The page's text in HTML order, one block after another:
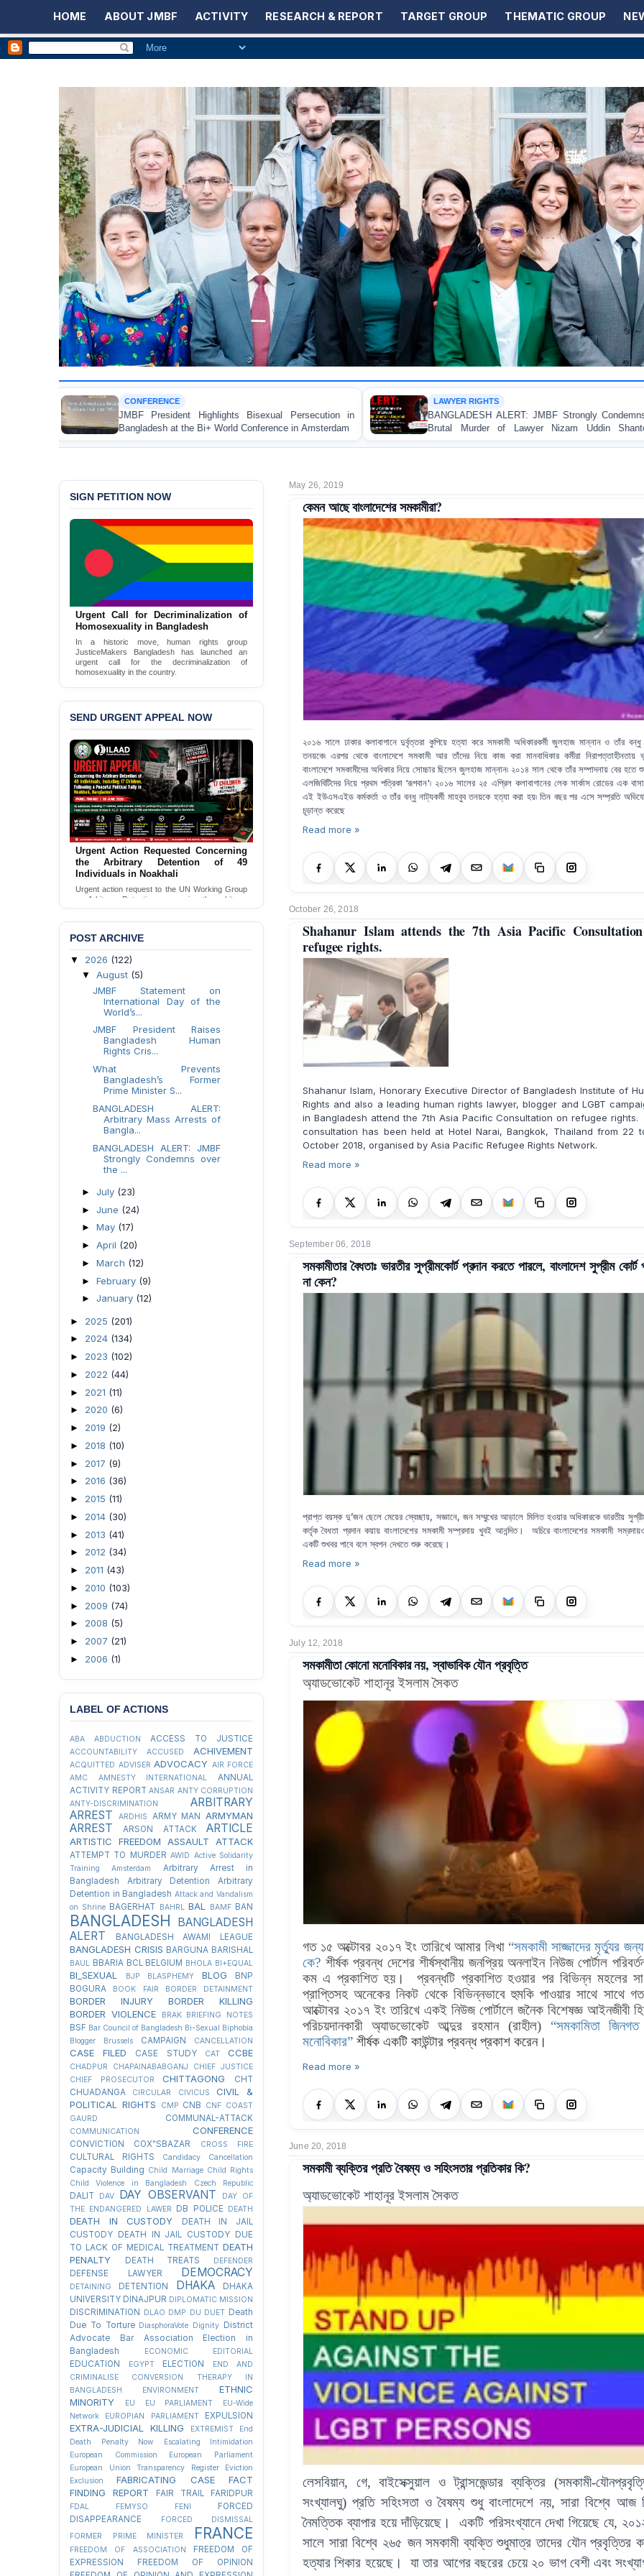
HOME ABOUT JMBF ACTIVITY RESEARCH & REPORT TARGET GROUP THEMATIC GROUP
President Highlights Bisexual Persecution in
at the Bi+ World Conference in Amsterdam
BANGLADESH ALERT: JMBF Strongly Condemns the
Brutal Murder of Lawyer Nizam Uddin Shanto in
Bagerhat
URGENT
Regarding
May 26, 2019
কেমন আছে বাংলাদেশের সমকামীরা?
২০১৬ সালে ঢাকার কলাবাগানে দুর্বৃত্তরা কুপিয়ে হত্যা করে সমকামী অধিকারকর্মী জুলহাজ মান্নান ও তাঁর বন্ধু
তনয়কে৷ এরপর থেকে বাংলাদেশে সমকামী আর তাঁদের নিয়ে কাজ করা মানবাধিকার কর্মীরা নিরাপত্তাহীনতায়
বাংলাদেশে সমকামীদের অধিকার নিয়ে সোচ্চার ছিলেন জুলহাজ মান্নান৷ ২০১৪ সাল থেকে তাঁর সম্পাদনায় বের হতে
এলজিবিটিদের নিয়ে প্রথম পত্রিকা ‘রূপবান'৷ ২০১৬ সালের ২৫ এপ্রিল কলাবাগানের লেক সার্কাস রোডের এক
এই ইউএসএইড কর্মকর্তা ও তাঁর বন্ধু নাট্যকর্মী মাহবুব তনয়কে হত্যা করা হয়৷ তিন বছর পর এসে সম্প্রতি
চূড়ান্ত করেছে
Read more »
October 26, 2018
Shahanur Islam attends the 7th Asia Pacific
refugee rights.
Shahanur Islam, Honorary Executive Director of Bangladesh Institute of
Rights and also a leading human rights lawyer, blogger and LGBT
in Bangladesh attend the 7th Asia Pacific Consultation on refugee rights.
consultation has been held at Hotel Narai, Bangkok, Thailand from 22
October 2018, organised by Asia Pacific Refugee Rights Network.
Read more »
September 06, 2018
সমকামীতার বৈধতাঃ ভারতীর সুপ্রীমকোর্ট প্রদান করতে পারলে, বাংলাদেশ সুপ্রীম কোর্ট
না কেন?
প্রাপ্ত বয়স্ক দু’জন ছেলে মেয়ের স্বেচ্ছায়, সজ্ঞানে, জন সম্মুখের আড়ালে মিলিত হওয়ার অধিকারকে ভারতীয়
কর্তৃক বৈধতা প্রদান কয়ায় বাংলাদেশের সমকামী সম্প্রদায় খুবই আনন্দিত। অচিরে বাংলাদেশের সমকামী
একটি শুখবর পাবে বলে স্বপন দেখতে শুরু করেছে।
Read more »
July 12, 2018
সমকামীতা কোনো মনোবিকার নয়, স্বাভাবিক যৌন প্রবৃত্তি
অ্যাডভোকেট শাহানূর ইসলাম সৈকত
গত ১৫ অক্টোবর ২০১৭ ইং তারিখে আমার লিখা “সমকামী সাজ্জাদের মৃর্ত্যুর জন্য
কে? শীর্ষক প্রবন্ধ দেশের শীর্ষস্থানীয় জনপ্রিয় অনলাইন নিউজ পোর্টাল
কম এ প্রকাশিত হয়। প্রবন্ধটি প্রকাশিত হওয়ার পর বিভিন্ন মহলের
প্রাপ্তিসহ অনেকের নিকট থেকে বিভিন্নভাবে হুমকি পাওয়ার সাথে সাথে
আক্টোবর ২০১৭ ইং তারিখে একই নিউজ পোর্টালে জনৈক বিশেষজ্ঞ আইনজীবী
পরিচয়দানকারী অ্যাডভোকেট আব্দুর রহমান (রাহীল) “সমকামিতা
মনোবিকার” শীর্ষক একটি কাউন্টার প্রবন্ধ প্রকাশ করেন।
Read more »
June 20, 2018
সমকামী ব্যক্তির প্রতি বৈষম্য ও সহিংসতার প্রতিকার কি?
অ্যাডভোকেট শাহানূরইসলাম সৈকত
লেসবিয়ান, গে, বাইসেক্সুয়াল ও ট্রান্সজেন্ডার ব্যক্তির (সমকামী-
সংখ্যালঘু)প্রতি সহিংসতা ও বৈষম্য শুধু বাংলাদেশে নয়, সারা বিশ্বে আজ
নৈমত্তিক ব্যাপার হয়ে দাঁড়িয়েছে।
একটি পরিসংখ্যানে দেখা গিয়েছে যে,
সালে সারা বিশ্বে ২৬৫ জনসমকামীব্যক্তি শুধুমাত্র তাদের যৌন প্রবৃত্তির
হত্যার শিকার হয়েছে। যা তার আগের বছরের চেয়ে ২০ ভাগ বেশী এবং
SIGN PETITION NOW
Bangladesh: End the death penalty
Now
JMBF Launches Petition Calling for Immediate
Moratorium on Executions, Commutation of All
Death Sentences, and Complete Abolition of the
Death Penalty in Bangladesh
Sign Petition
SEND URGENT APPEAL NOW
Call for Appropriate Action
Concerning the Torture of a Caretaker
by DB Police in Pirojpur
Urgent Appeal for Proper Investigation and
Necessary Action Concerning the Torture of a
Caretaker by DB Police in Pirojpur.
POST ARCHIVE
▼ 2026 (122)
▼ August (5)
JMBF Statement on
International Day of the
World’s...
JMBF President Raises
Bangladesh Human
Rights Cris...
What Prevents
Bangladesh’s Former
Prime Minister S...
BANGLADESH ALERT:
Arbitrary Mass Arrests of
Bangla...
BANGLADESH ALERT: JMBF
Strongly Condemns over
the ...
► July (23)
► June (24)
► May (17)
► April (20)
► March (12)
► February (9)
► January (12)
► 2025 (201)
► 2024 (134)
► 2023 (102)
► 2022 (44)
► 2021 (11)
► 2020 (6)
► 2019 (2)
► 2018 (10)
► 2017 (9)
► 2016 (36)
► 2015 (11)
► 2014 (30)
► 2013 (41)
► 2012 (34)
► 2011 (43)
► 2010 (103)
► 2009 (74)
► 2008 (5)
► 2007 (21)
► 2006 (1)
LABEL OF ACTIONS
ABA ABDUCTION ACCESS TO JUSTICE
ACCOUNTABILITY ACCUSED ACHIVEMENT
ACQUITTED ADVISER ADVOCACY AIR FORCE
AMC
AMNESTY INTERNATIONAL
ANNUAL
ACTIVITY REPORT ANSAR ANTY CORRUPTION
ANTY-DISCRIMINATION
ARBITRARY
ARREST
ARDHIS ARMY MAN ARMYMAN
ARREST ARSON ATTACK ARTICLE
ARTISTIC FREEDOM ASSAULT ATTACK
ATTEMPT TO MURDER AWID Active Solidarity
Training
Amsterdam
Arbitrary Arrest in
Bangladesh
Arbitrary Detention
Arbitrary
Detention in Bangladesh Attack and Vandalism
on Shrine BAGERHAT BAHRL BAL BAMF BAN
BANGLADESH
BANGLADESH
ALERT
BANGLADESH AWAMI LEAGUE
BANGLADESH CRISIS BARGUNA BARISHAL
BAUL BBARIA BCL BELGIUM BHOLA BI+EQUAL
BI_SEXUAL BJP BLASPHEMY BLOG
BNP
BOGURA
BOOK FAIR BORDER DETAINMENT
BORDER INJURY
BORDER KILLING
BORDER VIOLENCE
BRAK BRIEFING NOTES
BSF Bar Council of Bangladesh Bi-Sexual
Biphobia
Blogger
Brussels CAMPAIGN CANCELLATION
CASE FILED CASE STUDY CAT CCBE
CHADPUR CHAPAINABABGANJ
CHIEF JUSTICE
CHIEF PROSECUTOR
CHITTAGONG
CHT
CHUADANGA
CIRCULAR CIVICUS
CIVIL &
POLITICAL RIGHTS
CMP CNB CNF COAST
GAURD
COMMUNAL-ATTACK
COMMUNICATION CONFERENCE
CONVICTION COX"SBAZAR CROSS FIRE
CULTURAL RIGHTS Candidacy Cancellation
Capacity Building Child Marriage Child Rights
Child Violence in Bangladesh
Czech Republic
DALIT DAV DAY OBSERVANT
DAY OF
THE ENDANGERED LAWER
DB POLICE DEATH
DEATH IN CUSTODY
DEATH IN JAIL
CUSTODY
DEATH IN JAIL CUSTODY DUE
TO LACK OF MEDICAL TREATMENT DEATH
PENALTY
DEATH TREATS DEFENDER
DEFENSE LAWYER DEMOCRACY
DETAINING DETENTION DHAKA
DHAKA
UNIVERSITY DINAJPUR DIPLOMATIC MISSION
DISCRIMINATION DLAO DMP DU DUET Death
Due To Torture DiasphoraVote Dignity
District
Advocate Bar Association Election in
Bangladesh
ECONOMIC EDITORIAL
EDUCATION EGYPT ELECTION
END AND
CRIMINALISE CONVERSION THERAPY IN
BANGLADESH
ENVIRONMENT
ETHNIC
MINORITY
EU EU PARLIAMENT
EU-Wide
Network
EUROPIAN PARLIAMENT EXPULSION
EXTRA-JUDICIAL KILLING EXTREMIST
End
Death Penalty Now
Escalating Intimidation
European Commission
European Parliament
European Union Transparency Register
Eviction
Exclusion
FABRICATING CASE
FACT
FINDING REPORT
FAIR TRAIL FARIDPUR
FDAL FEMYSO FENI
FORCED
DISAPPEARANCE
FORCED DISMISSAL
FORMER PRIME MINISTER
FRANCE
FREEDOM OF ASSOCIATION
FREEDOM OF
EXPRESSION
FREEDOM OF OPINION